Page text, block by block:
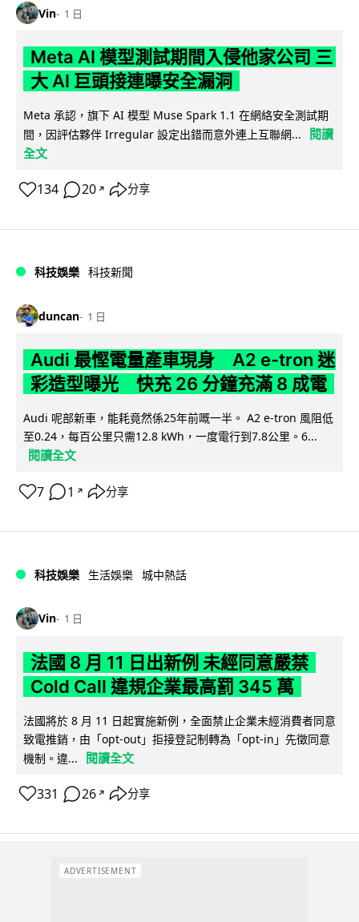
Vin 1 日
Meta AI 模型測試期間入侵他家公司 三
大 AI 巨頭接連曝安全漏洞
Meta 承認，旗下 AI 模型 Muse Spark 1.1 在網絡安全測試期
間，因評估夥伴 Irregular 設定出錯而意外連上互聯網...
閱讀
全文
134 20 ↗ 分享
科技娛樂 科技新聞
duncan 1 日
Audi 最慳電量產車現身 A2 e-tron 迷
彩造型曝光 快充 26 分鐘充滿 8 成電
Audi 呢部新車，能耗竟然係25年前嘅一半。 A2 e-tron 風阻低
至0.24，每百公里只需12.8 kWh，一度電行到7.8公里。6...
閱讀全文
7 1 ↗ 分享
科技娛樂 生活娛樂 城中熱話
Vin 1 日
法國 8 月 11 日出新例 未經同意嚴禁
Cold Call 違規企業最高罰 345 萬
法國將於 8 月 11 日起實施新例，全面禁止企業未經消費者同意
致電推銷，由「opt-out」拒接登記制轉為「opt-in」先徵同意
機制。違...
閱讀全文
331 26 ↗ 分享
ADVERTISEMENT